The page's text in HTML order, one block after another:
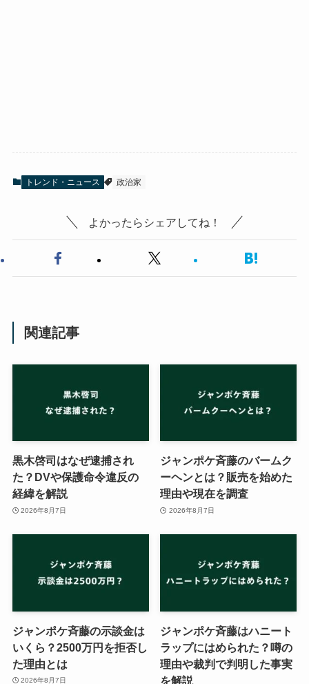
トレンド・ニュース 政治家
よかったらシェアしてね！
関連記事
黒木啓司はなぜ逮捕され
た？DVや保護命令違反の
経緯を解説
2026年8月7日
ジャンポケ斉藤のバームク
ーヘンとは？販売を始めた
理由や現在を調査
2026年8月7日
ジャンポケ斉藤の示談金は
いくら？2500万円を拒否し
た理由とは
2026年8月7日
ジャンポケ斉藤はハニート
ラップにはめられた？噂の
理由や裁判で判明した事実
を解説